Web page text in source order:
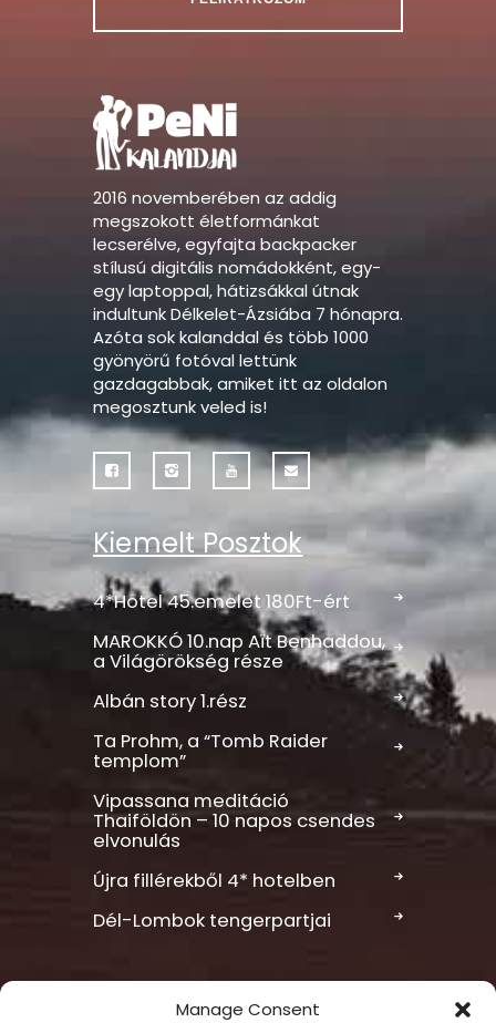
Manage Consent
2016 novemberében az addig
megszokott életformánkat
lecserélve, egyfajta backpacker
stílusú digitális nomádokként, egy-
egy laptoppal, hátizsákkal útnak
indultunk Délkelet-Ázsiába 7 hónapra.
Azóta sok kalanddal és több 1000
gyönyörű fotóval lettünk
gazdagabbak, amiket itt az oldalon
megosztunk veled is!
Kiemelt Posztok
4*Hotel 45.emelet 180Ft-ért
MAROKKÓ 10.nap Aït Benhaddou,
a Világörökség része
Albán story 1.rész
Ta Prohm, a “Tomb Raider
templom”
Vipassana meditáció
Thaiföldön – 10 napos csendes
elvonulás
Újra fillérekből 4* hotelben
Dél-Lombok tengerpartjai